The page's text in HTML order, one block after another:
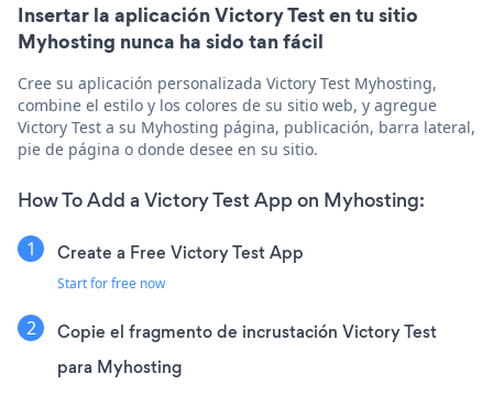
Insertar la aplicación Victory Test en tu sitio
Myhosting nunca ha sido tan fácil
Cree su aplicación personalizada Victory Test Myhosting,
combine el estilo y los colores de su sitio web, y agregue
Victory Test a su Myhosting página, publicación, barra lateral,
pie de página o donde desee en su sitio.
How To Add a Victory Test App on Myhosting:
Create a Free Victory Test App
Start for free now
Copie el fragmento de incrustación Victory Test
para Myhosting